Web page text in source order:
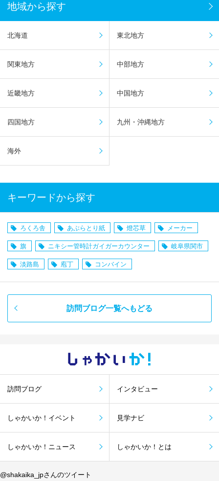
地域から探す
北海道 東北地方
関東地方 中部地方
近畿地方 中国地方
四国地方 九州・沖縄地方
海外
キーワードから探す
ろくろ舎 あぶらとり紙 燈芯草 メーカー
旗 ニキシー管時計ガイガーカウンター 岐阜県関市
淡路島 庖丁 コンバイン
訪問ブログ一覧へもどる
しゃかい か！
訪問ブログ インタビュー
しゃかいか！イベント 見学ナビ
しゃかいか！ニュース しゃかいか！とは
@shakaika_jpさんのツイート